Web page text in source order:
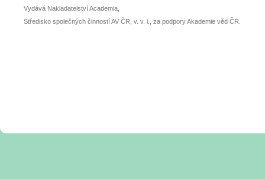
Vydává Nakladatelství Academia,
Středisko společných činností AV ČR, v. v. i., za podpory Akademie věd ČR.